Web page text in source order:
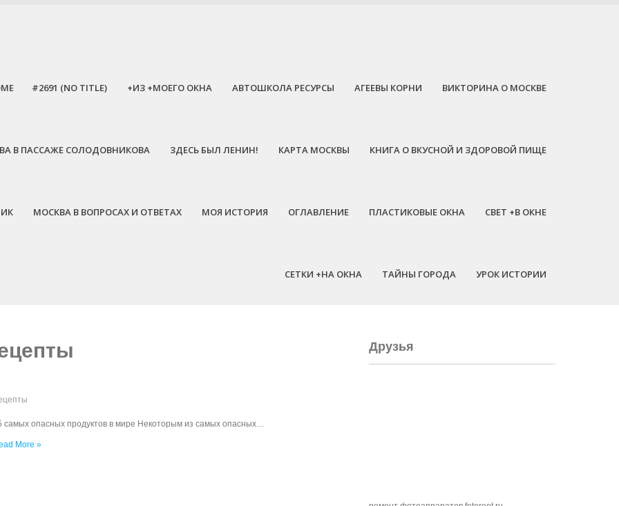
#2691 (NO TITLE) +ИЗ +МОЕГО ОКНА АВТОШКОЛА РЕСУРСЫ АГЕЕВЫ КОРНИ ВИКТОРИНА О МОСКВЕ
В ПАССАЖЕ СОЛОДОВНИКОВА ЗДЕСЬ БЫЛ ЛЕНИН! КАРТА МОСКВЫ КНИГА О ВКУСНОЙ И ЗДОРОВОЙ ПИЩЕ
МОСКВА В ВОПРОСАХ И ОТВЕТАХ МОЯ ИСТОРИЯ ОГЛАВЛЕНИЕ ПЛАСТИКОВЫЕ ОКНА СВЕТ +В ОКНЕ
СЕТКИ +НА ОКНА ТАЙНЫ ГОРОДА УРОК ИСТОРИИ
самых опасных продуктов в мире Некоторым из самых опасных…
More »
Друзья